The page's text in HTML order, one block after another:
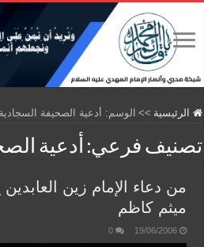
الرئيسية >> الوسم: أدعية الصحيفة السجادية
تصنيف فرعي: أدعية
من دعاء الإمام زين
ميثم كاظم
19/06/2006
0